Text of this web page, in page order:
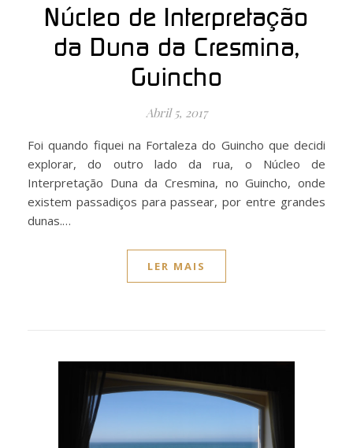
Núcleo de Interpretação
da Duna da Cresmina,
Guincho
Abril 5, 2017
Foi quando fiquei na Fortaleza do Guincho que decidi
explorar, do outro lado da rua, o Núcleo de
Interpretação Duna da Cresmina, no Guincho, onde
existem passadiços para passear, por entre grandes
dunas.…
LER MAIS